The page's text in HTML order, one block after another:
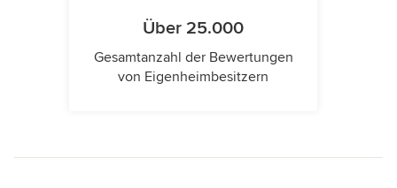
Über 25.000
Gesamtanzahl der Bewertungen
von Eigenheimbesitzern